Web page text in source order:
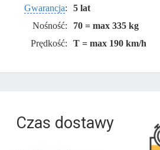
Gwarancja:
5 lat
Nośność:
70 = max 335 kg
Prędkość:
T = max 190 km/h
Czas dostawy